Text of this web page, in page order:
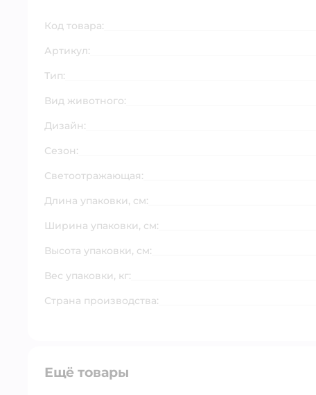
Код товара:
Артикул:
Тип:
Вид животного:
Дизайн:
Сезон:
Светоотражающая:
Длина упаковки, см:
Ширина упаковки, см:
Высота упаковки, см:
Вес упаковки, кг:
Страна производства:
Ещё товары